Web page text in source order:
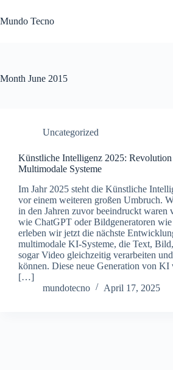
to
content
Mundo Tecno
Month June 2015
Uncategorized
Künstliche Intelligenz 2025: Revolution
Multimodale Systeme
Im Jahr 2025 steht die Künstliche
vor einem weiteren großen Umbruch.
in den Jahren zuvor beeindruckt waren
wie ChatGPT oder Bildgeneratoren
erleben wir jetzt die nächste
multimodale KI-Systeme, die Text,
sogar Video gleichzeitig verarbeiten
können. Diese neue Generation von KI
[…]
mundotecno
April 17, 2025